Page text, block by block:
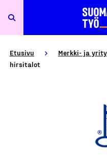
Etusivu Merkki- ja
hirsitalot